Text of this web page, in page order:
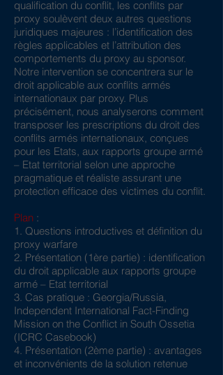
qualification du conflit, les conflits par
proxy soulèvent deux autres questions
juridiques majeures : l’identification des
règles applicables et l’attribution des
comportements du proxy au sponsor.
Notre intervention se concentrera sur le
droit applicable aux conflits armés
internationaux par proxy. Plus
précisément, nous analyserons comment
transposer les prescriptions du droit des
conflits armés internationaux, conçues
pour les Etats, aux rapports groupe armé
– Etat territorial selon une approche
pragmatique et réaliste assurant une
protection efficace des victimes du conflit.
Plan :
1. Questions introductives et définition du
proxy warfare
2. Présentation (1ère partie) : identification
du droit applicable aux rapports groupe
armé – Etat territorial
3. Cas pratique : Georgia/Russia,
Independent International Fact-Finding
Mission on the Conflict in South Ossetia
(ICRC Casebook)
4. Présentation (2ème partie) : avantages
et inconvénients de la solution retenue